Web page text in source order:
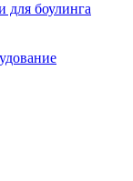
для боулинга